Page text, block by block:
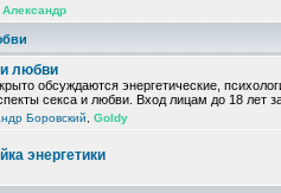
Александр
любви
обсуждаются энергетические,
секса и любви. Вход лицам до 18 лет
Боровский Goldy
энергетики